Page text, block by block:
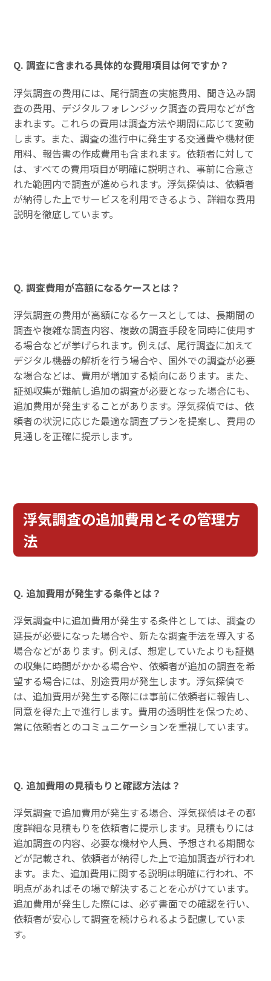
Q. 調査に含まれる具体的な費用項目は何ですか？
浮気調査の費用には、尾行調査の実施費用、聞き込み調
査の費用、デジタルフォレンジック調査の費用などが含
まれます。これらの費用は調査方法や期間に応じて変動
します。また、調査の進行中に発生する交通費や機材使
用料、報告書の作成費用も含まれます。依頼者に対して
は、すべての費用項目が明確に説明され、事前に合意さ
れた範囲内で調査が進められます。浮気探偵は、依頼者
が納得した上でサービスを利用できるよう、詳細な費用
説明を徹底しています。
Q. 調査費用が高額になるケースとは？
浮気調査の費用が高額になるケースとしては、長期間の
調査や複雑な調査内容、複数の調査手段を同時に使用す
る場合などが挙げられます。例えば、尾行調査に加えて
デジタル機器の解析を行う場合や、国外での調査が必要
な場合などは、費用が増加する傾向にあります。また、
証拠収集が難航し追加の調査が必要となった場合にも、
追加費用が発生することがあります。浮気探偵では、依
頼者の状況に応じた最適な調査プランを提案し、費用の
見通しを正確に提示します。
浮気調査の追加費用とその管理方
法
Q. 追加費用が発生する条件とは？
浮気調査中に追加費用が発生する条件としては、調査の
延長が必要になった場合や、新たな調査手法を導入する
場合などがあります。例えば、想定していたよりも証拠
の収集に時間がかかる場合や、依頼者が追加の調査を希
望する場合には、別途費用が発生します。浮気探偵で
は、追加費用が発生する際には事前に依頼者に報告し、
同意を得た上で進行します。費用の透明性を保つため、
常に依頼者とのコミュニケーションを重視しています。
Q. 追加費用の見積もりと確認方法は？
浮気調査で追加費用が発生する場合、浮気探偵はその都
度詳細な見積もりを依頼者に提示します。見積もりには
追加調査の内容、必要な機材や人員、予想される期間な
どが記載され、依頼者が納得した上で追加調査が行われ
ます。また、追加費用に関する説明は明確に行われ、不
明点があればその場で解決することを心がけています。
追加費用が発生した際には、必ず書面での確認を行い、
依頼者が安心して調査を続けられるよう配慮していま
す。